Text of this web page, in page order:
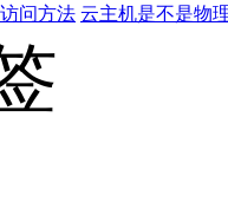
问方法 云主机是不是物